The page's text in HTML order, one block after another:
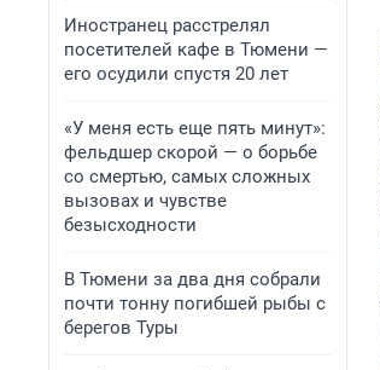
Иностранец расстрелял
посетителей кафе в Тюмени —
его осудили спустя 20 лет
«У меня есть еще пять минут»:
фельдшер скорой — о борьбе
со смертью, самых сложных
вызовах и чувстве
безысходности
В Тюмени за два дня собрали
почти тонну погибшей рыбы с
берегов Туры